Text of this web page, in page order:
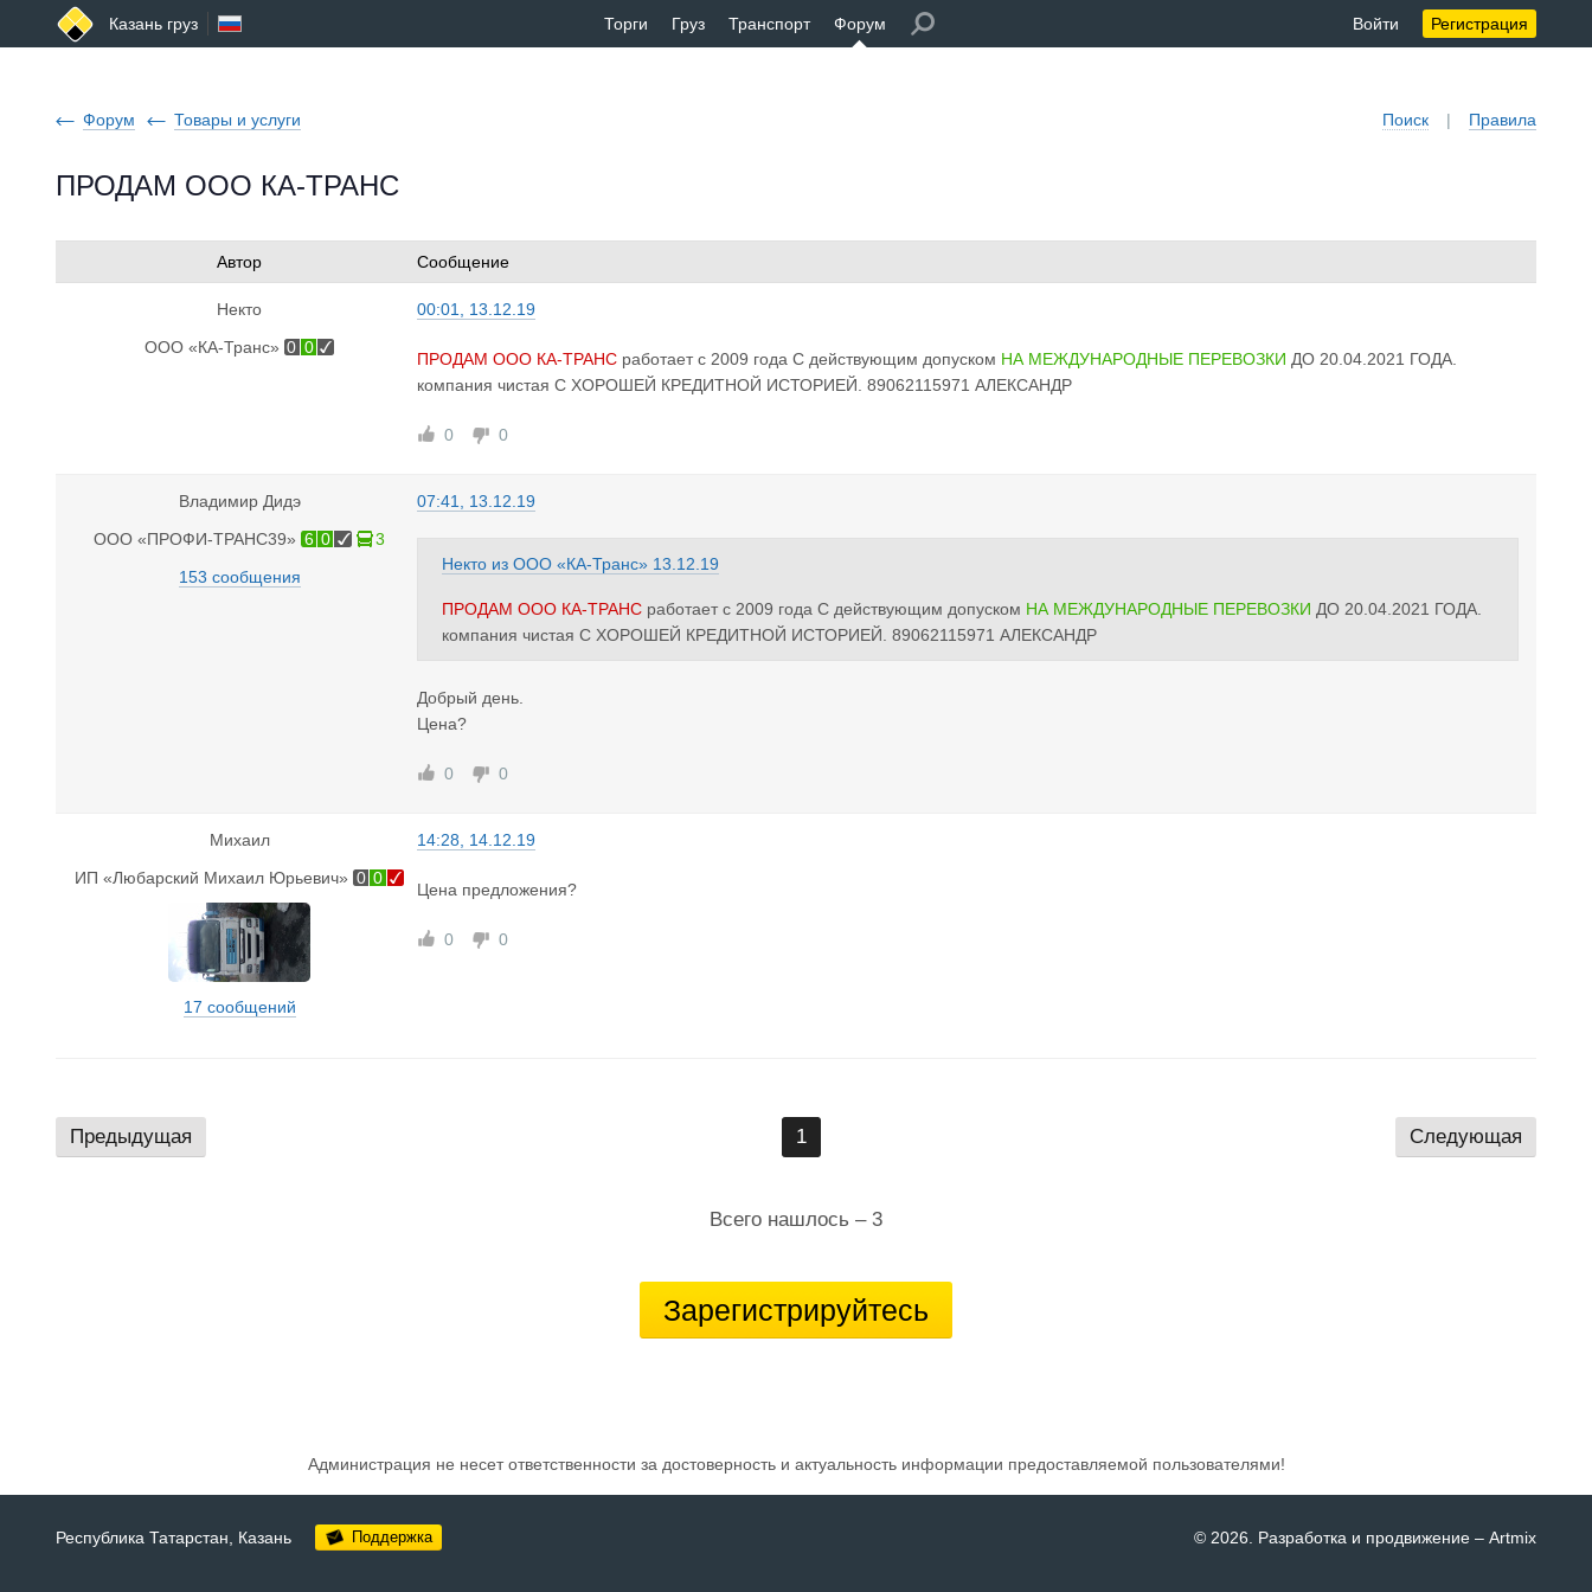
Казань груз Торги Груз Транспорт Форум Войти Регистрация
Поиск | Правила
Форум Товары и услуги
ПРОДАМ ООО КА-ТРАНС
Автор Сообщение
Некто
ООО «КА-Транс» 0 0
00:01, 13.12.19
ПРОДАМ ООО КА-ТРАНС работает с 2009 года С действующим допуском НА МЕЖДУНАРОДНЫЕ ПЕРЕВОЗКИ ДО 20.04.2021 ГОДА.
компания чистая С ХОРОШЕЙ КРЕДИТНОЙ ИСТОРИЕЙ. 89062115971 АЛЕКСАНДР
0 0
Владимир Дидэ
ООО «ПРОФИ-ТРАНС39» 6 0
3
153 сообщения
07:41, 13.12.19
Некто из ООО «КА-Транс» 13.12.19
ПРОДАМ ООО КА-ТРАНС работает с 2009 года С действующим допуском НА МЕЖДУНАРОДНЫЕ ПЕРЕВОЗКИ ДО 20.04.2021 ГОДА.
компания чистая С ХОРОШЕЙ КРЕДИТНОЙ ИСТОРИЕЙ. 89062115971 АЛЕКСАНДР
Добрый день.
Цена?
0 0
Михаил
ИП «Любарский Михаил Юрьевич» 0 0
17 сообщений
14:28, 14.12.19
Цена предложения?
0 0
Предыдущая 1 Следующая
Всего нашлось – 3
Зарегистрируйтесь
Администрация не несет ответственности за достоверность и актуальность информации предоставляемой пользователями!
Республика Татарстан, Казань Поддержка © 2026 . Разработка и продвижение – Artmix